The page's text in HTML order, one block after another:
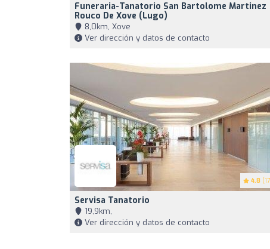
Funeraria-Tanatorio San Bartolome Martinez
Rouco De Xove (Lugo)
8,0km, Xove
Ver dirección y datos de contacto
4.8
Servisa Tanatorio
19,9km,
Ver dirección y datos de contacto